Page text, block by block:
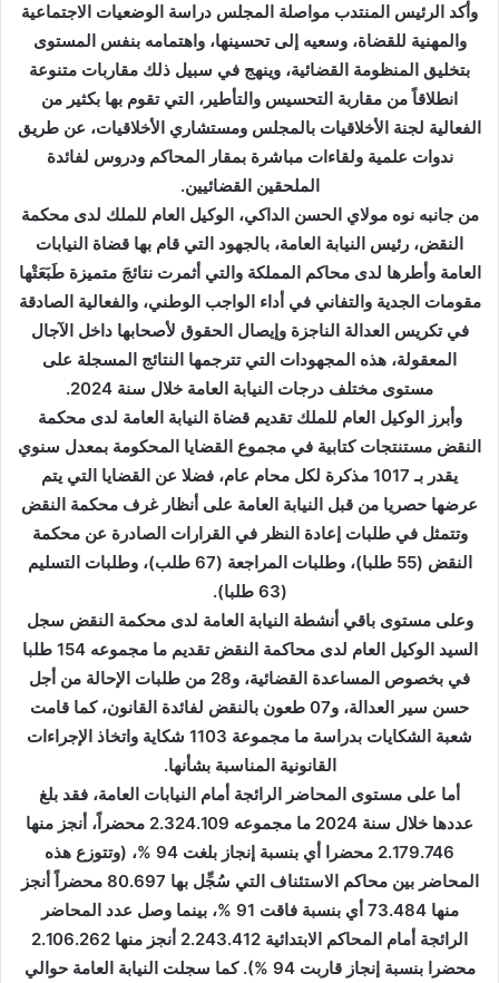
وأكد الرئيس المنتدب مواصلة المجلس دراسة الوضعيات الاجتماعية
والمهنية للقضاة، وسعيه إلى تحسينها، واهتمامه بنفس المستوى
بتخليق المنظومة القضائية، وينهج في سبيل ذلك مقاربات متنوعة
انطلاقاً من مقاربة التحسيس والتأطير، التي تقوم بها بكثير من
الفعالية لجنة الأخلاقيات بالمجلس ومستشاري الأخلاقيات، عن طريق
ندوات علمية ولقاءات مباشرة بمقار المحاكم ودروس لفائدة
الملحقين القضائيين.
من جانبه نوه مولاي الحسن الداكي، الوكيل العام للملك لدى محكمة
النقض، رئيس النيابة العامة، بالجهود التي قام بها قضاة النيابات
العامة وأطرها لدى محاكم المملكة والتي أثمرت نتائجَ متميزة طَبَعَتْها
مقومات الجدية والتفاني في أداء الواجب الوطني، والفعالية الصادقة
في تكريس العدالة الناجزة وإيصال الحقوق لأصحابها داخل الآجال
المعقولة، هذه المجهودات التي تترجمها النتائج المسجلة على
مستوى مختلف درجات النيابة العامة خلال سنة 2024.
وأبرز الوكيل العام للملك تقديم قضاة النيابة العامة لدى محكمة
النقض مستنتجات كتابية في مجموع القضايا المحكومة بمعدل سنوي
يقدر بـ 1017 مذكرة لكل محام عام، فضلا عن القضايا التي يتم
عرضها حصريا من قبل النيابة العامة على أنظار غرف محكمة النقض
وتتمثل في طلبات إعادة النظر في القرارات الصادرة عن محكمة
النقض (55 طلبا)، وطلبات المراجعة (67 طلب)، وطلبات التسليم
(63 طلبا).
وعلى مستوى باقي أنشطة النيابة العامة لدى محكمة النقض سجل
السيد الوكيل العام لدى محاكمة النقض تقديم ما مجموعه 154 طلبا
في بخصوص المساعدة القضائية، و28 من طلبات الإحالة من أجل
حسن سير العدالة، و07 طعون بالنقض لفائدة القانون، كما قامت
شعبة الشكايات بدراسة ما مجموعة 1103 شكاية واتخاذ الإجراءات
القانونية المناسبة بشأنها.
أما على مستوى المحاضر الرائجة أمام النيابات العامة، فقد بلغ
عددها خلال سنة 2024 ما مجموعه 2.324.109 محضراً، أنجز منها
2.179.746 محضرا أي بنسبة إنجاز بلغت 94 %، (وتتوزع هذه
المحاضر بين محاكم الاستئناف التي سُجِّل بها 80.697 محضراً أنجز
منها 73.484 أي بنسبة فاقت 91 %، بينما وصل عدد المحاضر
الرائجة أمام المحاكم الابتدائية 2.243.412 أنجز منها 2.106.262
محضرا بنسبة إنجاز قاربت 94 %). كما سجلت النيابة العامة حوالي